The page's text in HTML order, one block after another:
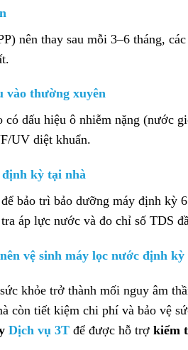
nên thay sau mỗi 3–6 tháng,
vào thường xuyên
có dấu hiệu ô nhiễm nặng (nước
UV diệt khuẩn.
định kỳ tại nhà
bảo trì bảo dưỡng máy định kỳ
áp lực nước và đo chỉ số TDS
vệ sinh máy lọc nước định
khỏe trở thành mối nguy âm
còn tiết kiệm chi phí và bảo vệ
Dịch vụ 3T để được hỗ trợ kiểm